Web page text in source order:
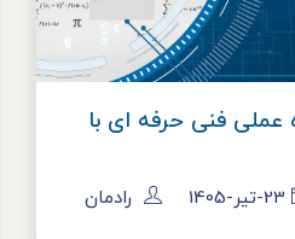
فنی حرفه ای با
23-تیر-1405
رادمان